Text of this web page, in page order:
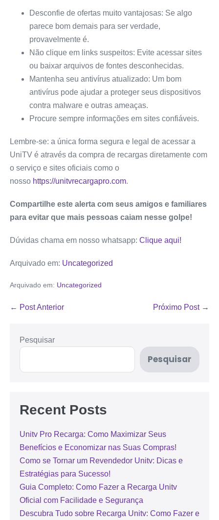
Desconfie de ofertas muito vantajosas: Se algo
parece bom demais para ser verdade,
provavelmente é.
Não clique em links suspeitos: Evite acessar sites
ou baixar arquivos de fontes desconhecidas.
Mantenha seu antivírus atualizado: Um bom
antivírus pode ajudar a proteger seus dispositivos
contra malware e outras ameaças.
Procure sempre informações em sites confiáveis.
Lembre-se: a única forma segura e legal de acessar a
UniTV é através da compra de recargas diretamente com
o serviço e sites oficiais como o
nosso https://unitvrecargapro.com.
Compartilhe este alerta com seus amigos e familiares
para evitar que mais pessoas caiam nesse golpe!
Dúvidas chama em nosso whatsapp: Clique aqui!
Arquivado em: Uncategorized
Arquivado em: Uncategorized
← Post Anterior Próximo Post →
Pesquisar
Pesquisar
Recent Posts
Unitv Pro Recarga: Como Maximizar Seus
Benefícios e Economizar nas Suas Compras!
Como se Tornar um Revendedor Unitv: Dicas e
Estratégias para Sucesso!
Guia Completo: Como Fazer a Recarga Unitv
Oficial com Facilidade e Segurança
Descubra Tudo sobre Recarga Unitv: Como Fazer e